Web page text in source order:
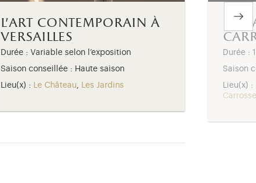
l'art contemporain à
versailles
Durée : Variable selon l’exposition
Saison conseillée : Haute saison
Lieu(x) :
Le Château Les Jardins
la
Durée :
Saison
Lieu(x) :